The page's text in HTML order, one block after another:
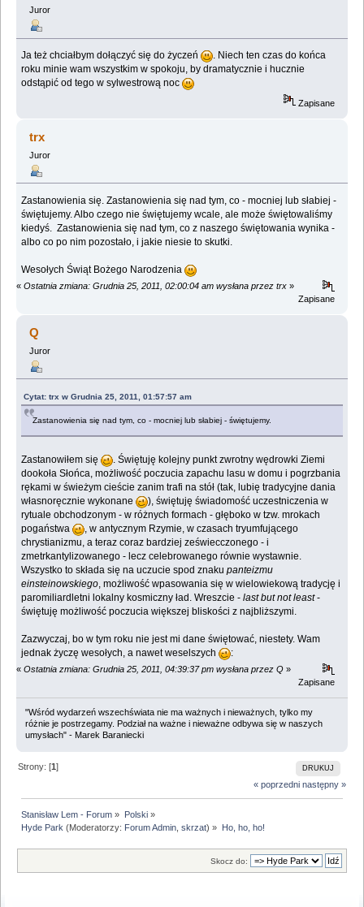
Juror
Ja też chciałbym dołączyć się do życzeń
. Niech ten czas do końca
roku minie wam wszystkim w spokoju, by dramatycznie i hucznie
odstąpić od tego w sylwestrową noc
Zapisane
trx
Juror
Zastanowienia się. Zastanowienia się nad tym, co - mocniej lub słabiej -
świętujemy. Albo czego nie świętujemy wcale, ale może świętowaliśmy
kiedyś. Zastanowienia się nad tym, co z naszego świętowania wynika -
albo co po nim pozostało, i jakie niesie to skutki.
Wesołych Świąt Bożego Narodzenia
« Ostatnia zmiana: Grudnia 25, 2011, 02:00:04 am wysłana przez trx »
Zapisane
Q
Juror
Cytat: trx w Grudnia 25, 2011, 01:57:57 am
Zastanowienia się nad tym, co - mocniej lub słabiej - świętujemy.
Zastanowiłem się
. Świętuję kolejny punkt zwrotny wędrowki Ziemi
dookoła Słońca, możliwość poczucia zapachu lasu w domu i pogrzbania
rękami w świeżym cieście zanim trafi na stół (tak, lubię tradycyjne dania
własnoręcznie wykonane
), świętuję świadomość uczestniczenia w
rytuale obchodzonym - w różnych formach - głęboko w tzw. mrokach
pogaństwa
, w antycznym Rzymie, w czasach tryumfującego
chrystianizmu, a teraz coraz bardziej zeświecczonego - i
zmetrkantylizowanego - lecz celebrowanego równie wystawnie.
Wszystko to składa się na uczucie spod znakupanteizmu
einsteinowskiego, możliwość wpasowania się w wielowiekową tradycję i
paromiliardletni lokalny kosmiczny ład. Wreszcie -last but not least-
świętuję możliwość poczucia większej bliskości z najbliższymi.
Zazwyczaj, bo w tym roku nie jest mi dane świętować, niestety. Wam
jednak życzę wesołych, a nawet weselszych
:
« Ostatnia zmiana: Grudnia 25, 2011, 04:39:37 pm wysłana przez Q »
Zapisane
"Wśród wydarzeń wszechświata nie ma ważnych i nieważnych, tylko my
różnie je postrzegamy. Podział na ważne i nieważne odbywa się w naszych
umysłach" - Marek Baraniecki
DRUKUJ
Strony: [1]
« poprzedni następny »
Stanisław Lem - Forum » Polski»
Hyde Park (Moderatorzy: Forum Admin ,skrzat) » Ho, ho, ho!
Skocz do: